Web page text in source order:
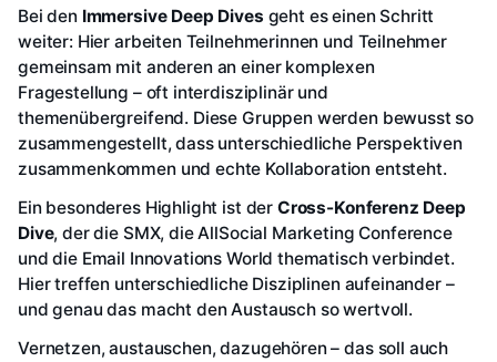
Bei den Immersive Deep Dives geht es einen Schritt
weiter: Hier arbeiten Teilnehmerinnen und Teilnehmer
gemeinsam mit anderen an einer komplexen
Fragestellung – oft interdisziplinär und
themenübergreifend. Diese Gruppen werden bewusst so
zusammengestellt, dass unterschiedliche Perspektiven
zusammenkommen und echte Kollaboration entsteht.
Ein besonderes Highlight ist der Cross-Konferenz Deep
Dive, der die SMX, die AllSocial Marketing Conference
und die Email Innovations World thematisch verbindet.
Hier treffen unterschiedliche Disziplinen aufeinander –
und genau das macht den Austausch so wertvoll.
Vernetzen, austauschen, dazugehören – das soll auch